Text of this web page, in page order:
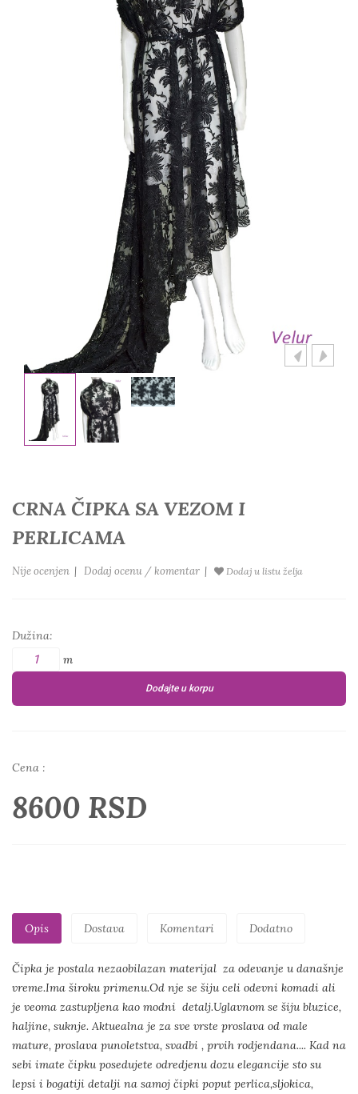
CRNA ČIPKA SA VEZOM I
PERLICAMA
Nije ocenjen | Dodaj ocenu / komentar | Dodaj u listu želja
Dužina:
m
Dodajte u korpu
Cena :
8600 RSD
Opis Dostava Komentari Dodatno
Čipka je postala nezaobilazan materijal za odevanje u današnje
vreme.Ima široku primenu.Od nje se šiju celi odevni komadi ali
je veoma zastupljena kao modni detalj.Uglavnom se šiju bluzice,
haljine, suknje. Aktuealna je za sve vrste proslava od male
mature, proslava punoletstva, svadbi , prvih rodjendana.... Kad na
sebi imate čipku posedujete odredjenu dozu elegancije sto su
lepsi i bogatiji detalji na samoj čipki poput perlica,sljokica,